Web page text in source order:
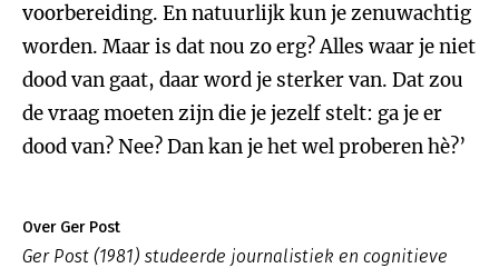
voorbereiding. En natuurlijk kun je zenuwachtig
worden. Maar is dat nou zo erg? Alles waar je niet
dood van gaat, daar word je sterker van. Dat zou
de vraag moeten zijn die je jezelf stelt: ga je er
dood van? Nee? Dan kan je het wel proberen hè?’
Over Ger Post
Ger Post (1981) studeerde journalistiek en cognitieve